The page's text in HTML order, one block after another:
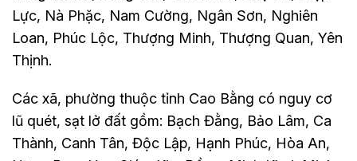
Lực, Nà Phặc, Nam Cường, Ngân Sơn, Nghiên
Loan, Phúc Lộc, Thượng Minh, Thượng Quan, Yên
Thịnh.
Các xã, phường thuộc tỉnh Cao Bằng có nguy cơ
lũ quét, sạt lở đất gồm: Bạch Đằng, Bảo Lâm, Ca
Thành, Canh Tân, Độc Lập, Hạnh Phúc, Hòa An,